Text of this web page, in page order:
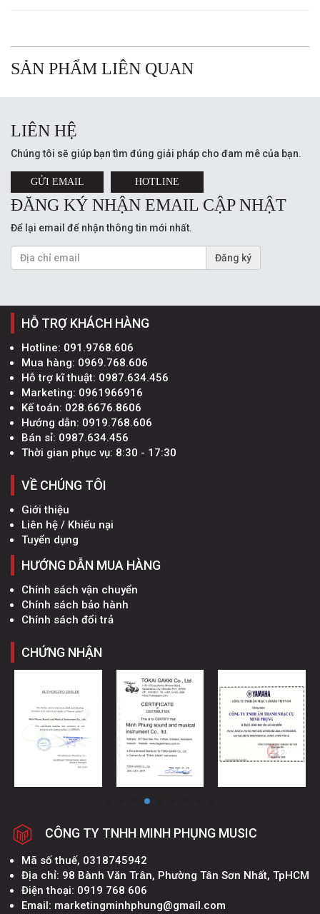
SẢN PHẨM LIÊN QUAN
LIÊN HỆ
Chúng tôi sẽ giúp bạn tìm đúng giải pháp cho đam mê của bạn.
GỬI EMAIL HOTLINE
ĐĂNG KÝ NHẬN EMAIL CẬP NHẬT
Để lại email để nhận thông tin mới nhất.
Đăng ký
HỖ TRỢ KHÁCH HÀNG
Hotline: 091.9768.606
Mua hàng: 0969.768.606
Hỗ trợ kĩ thuật: 0987.634.456
Marketing: 0961966916
Kế toán: 028.6676.8606
Hướng dẫn: 0919.768.606
Bán sỉ: 0987.634.456
Thời gian phục vụ: 8:30 - 17:30
VỀ CHÚNG TÔI
Giới thiệu
Liên hệ / Khiếu nại
Tuyển dụng
HƯỚNG DẪN MUA HÀNG
Chính sách vận chuyển
Chính sách bảo hành
Chính sách đổi trả
CHỨNG NHẬN
CÔNG TY TNHH MINH PHỤNG MUSIC
Mã số thuế, 0318745942
Địa chỉ: 98 Bành Văn Trân, Phường Tân Sơn Nhất, TpHCM
Điện thoại: 0919 768 606
Email: marketingminhphung@gmail.com